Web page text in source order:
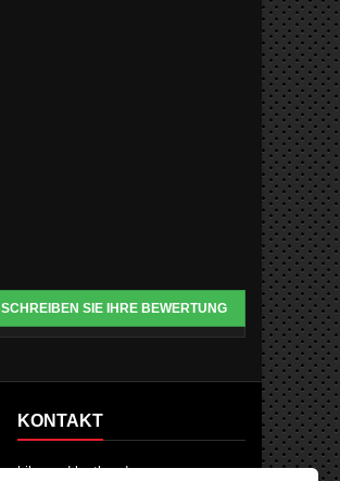
SCHREIBEN SIE IHRE BEWERTUNG
KONTAKT
bike-and-leather.de